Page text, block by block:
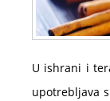
U ishrani i
upotrebljava